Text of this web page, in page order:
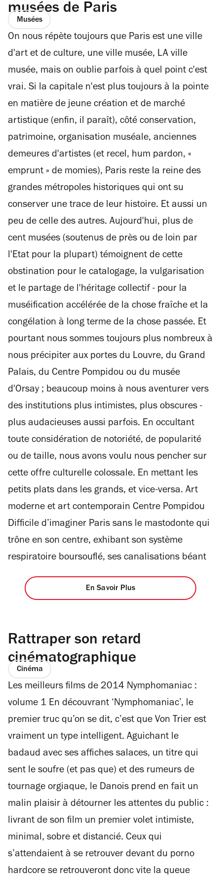
musées de Paris
Musées
On nous répète toujours que Paris est une ville
d'art et de culture, une ville musée, LA ville
musée, mais on oublie parfois à quel point c'est
vrai. Si la capitale n'est plus toujours à la pointe
en matière de jeune création et de marché
artistique (enfin, il paraît), côté conservation,
patrimoine, organisation muséale, anciennes
demeures d'artistes (et recel, hum pardon, «
emprunt » de momies), Paris reste la reine des
grandes métropoles historiques qui ont su
conserver une trace de leur histoire. Et aussi un
peu de celle des autres. Aujourd'hui, plus de
cent musées (soutenus de près ou de loin par
l'Etat pour la plupart) témoignent de cette
obstination pour le catalogage, la vulgarisation
et le partage de l'héritage collectif - pour la
muséification accélérée de la chose fraîche et la
congélation à long terme de la chose passée. Et
pourtant nous sommes toujours plus nombreux à
nous précipiter aux portes du Louvre, du Grand
Palais, du Centre Pompidou ou du musée
d'Orsay ; beaucoup moins à nous aventurer vers
des institutions plus intimistes, plus obscures -
plus audacieuses aussi parfois. En occultant
toute considération de notoriété, de popularité
ou de taille, nous avons voulu nous pencher sur
cette offre culturelle colossale. En mettant les
petits plats dans les grands, et vice-versa. Art
moderne et art contemporain Centre Pompidou
Difficile d’imaginer Paris sans le mastodonte qui
trône en son centre, exhibant son système
respiratoire boursouflé, ses canalisations béant
En Savoir Plus
Rattraper son retard
cinématographique
Cinéma
Les meilleurs films de 2014 Nymphomaniac :
volume 1 En découvrant ‘Nymphomaniac’, le
premier truc qu’on se dit, c’est que Von Trier est
vraiment un type intelligent. Aguichant le
badaud avec ses affiches salaces, un titre qui
sent le soufre (et pas que) et des rumeurs de
tournage orgiaque, le Danois prend en fait un
malin plaisir à détourner les attentes du public :
livrant de son film un premier volet intimiste,
minimal, sobre et distancié. Ceux qui
s’attendaient à se retrouver devant du porno
hardcore se retrouveront donc vite la queue